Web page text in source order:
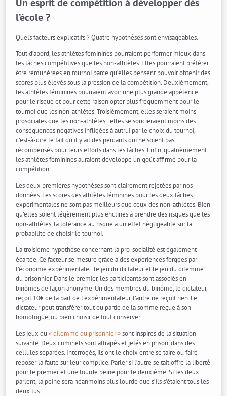
l’école ?
Quels facteurs explicatifs ? Quatre hypothèses sont envisageables.
Tout d’abord, les athlètes féminines pourraient performer mieux dans
les tâches compétitives que les non-athlètes. Elles pourraient préférer
être rémunérées en tournoi parce qu’elles pensent pouvoir obtenir des
scores plus élevés sous la pression de la compétition. Deuxièmement,
les athlètes féminines pourraient avoir une plus grande appétence
pour le risque et pour cette raison opter plus fréquemment pour le
tournoi que les non-athlètes. Troisièmement, elles seraient moins
prosociales que les non-athlètes : elles se soucieraient moins des
conséquences négatives infligées à autrui par le choix du tournoi,
c’est-à-dire le fait qu’il y ait des perdants qui ne soient pas
récompensés pour leurs efforts dans les tâches. Enfin, quatrièmement
les athlètes féminines auraient développé un goût affirmé pour la
compétition.
Les deux premières hypothèses sont clairement rejetées par nos
données. Les scores des athlètes féminines pour les deux tâches
expérimentales ne sont pas meilleurs que ceux des non-athlètes. Bien
qu’elles soient légèrement plus enclines à prendre des risques que les
non-athlètes, la tolérance au risque a un effet négligeable sur la
probabilité de choisir le tournoi.
La troisième hypothèse concernant la pro-socialité est également
écartée. Ce facteur se mesure grâce à des expériences forgées par
l’économie expérimentale : le jeu du dictateur et le jeu du dilemme
du prisonnier. Dans le premier, les participants sont associés en
binômes de façon anonyme. Un des membres du binôme, le dictateur,
reçoit 10€ de la part de l’expérimentateur, l’autre ne reçoit rien. Le
dictateur peut transférer tout ou partie de la somme reçue à son
homologue, ou bien choisir de tout conserver.
Les jeux du« dilemme du prisonnier »sont inspirés de la situation
suivante. Deux criminels sont attrapés et jetés en prison, dans des
cellules séparées. Interrogés, ils ont le choix entre se taire ou faire
reposer la faute sur leur complice. Parler si l’autre se tait offre la liberté
pour le premier et une lourde peine pour le deuxième. Si les deux
parlent, la peine sera néanmoins plus lourde que s’ils s’étaient tous les
deux tus.